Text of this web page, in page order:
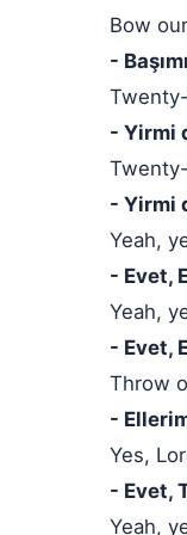
Bow
-
- Yirmi
- Yirmi
Yeah,
- Evet,
Yeah,
- Evet,
Throw
-
Yes,
- Evet,
Yeah,